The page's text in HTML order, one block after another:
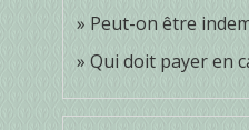
Peut-on être
Qui doit payer en